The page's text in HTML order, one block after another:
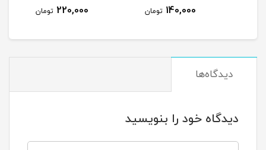
140,000 تومان 220,000 تومان
دیدگاه‌ها
دیدگاه خود را بنویسید